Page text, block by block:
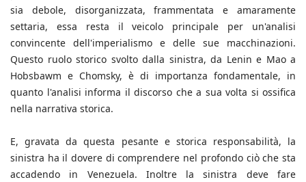
sia debole, disorganizzata, frammentata e amaramente
settaria, essa resta il veicolo principale per un'analisi
convincente dell'imperialismo e delle sue macchinazioni.
Questo ruolo storico svolto dalla sinistra, da Lenin e Mao a
Hobsbawm e Chomsky, è di importanza fondamentale, in
quanto l'analisi informa il discorso che a sua volta si ossifica
nella narrativa storica.
E, gravata da questa pesante e storica responsabilità, la
sinistra ha il dovere di comprendere nel profondo ciò che sta
accadendo in Venezuela. Inoltre la sinistra deve fare